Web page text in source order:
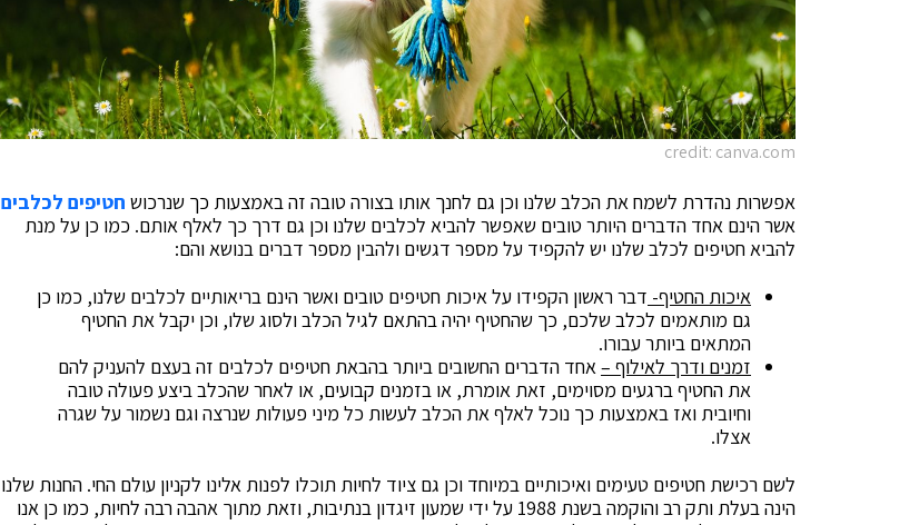
credit: canva.com
אפשרות נהדרת לשמח את הכלב שלנו וכן גם לחנך אותו בצורה טובה זה באמצעות כך שנרכוש חטיפים לכלבים
אשר הינם אחד הדברים היותר טובים שאפשר להביא לכלבים שלנו וכן גם דרך כך לאלף אותם. כמו כן על מנת
להביא חטיפים לכלב שלנו יש להקפיד על מספר דגשים ולהבין מספר דברים בנושא והם:
איכות החטיף- דבר ראשון הקפידו על איכות חטיפים טובים ואשר הינם בריאותיים לכלבים שלנו, כמו כן
גם מותאמים לכלב שלכם, כך שהחטיף יהיה בהתאם לגיל הכלב ולסוג שלו, וכן יקבל את החטיף
המתאים ביותר עבורו.
זמנים ודרך לאילוף –אחד הדברים החשובים ביותר בהבאת חטיפים לכלבים זה בעצם להעניק להם
את החטיף ברגעים מסוימים, זאת אומרת, או בזמנים קבועים, או לאחר שהכלב ביצע פעולה טובה
וחיובית ואז באמצעות כך נוכל לאלף את הכלב לעשות כל מיני פעולות שנרצה וגם נשמור על שגרה
אצלו.
לשם רכישת חטיפים טעימים ואיכותיים במיוחד וכן גם ציוד לחיות תוכלו לפנות אלינו לקניון עולם החי. החנות שלנו
הינה בעלת ותק רב והוקמה בשנת 1988 על ידי שמעון זיגדון בנתיבות, וזאת מתוך אהבה רבה לחיות, כמו כן אנו